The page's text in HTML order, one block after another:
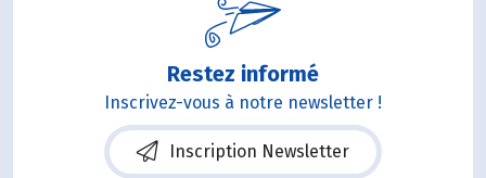
Restez informé
Inscrivez-vous à notre newsletter !
Inscription Newsletter